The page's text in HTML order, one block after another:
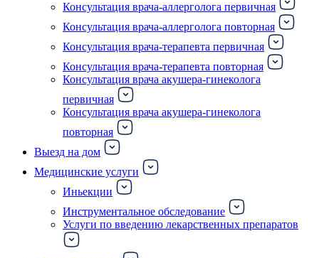
Консультация врача-аллерголога первичная
Консультация врача-аллерголога повторная
Консультация врача-терапевта первичная
Консультация врача-терапевта повторная
Консультация врача акушера-гинеколога
первичная
Консультация врача акушера-гинеколога
повторная
Выезд на дом
Медицинские услуги
Иньекции
Инструментальное обследование
Услуги по введению лекарственных препаратов